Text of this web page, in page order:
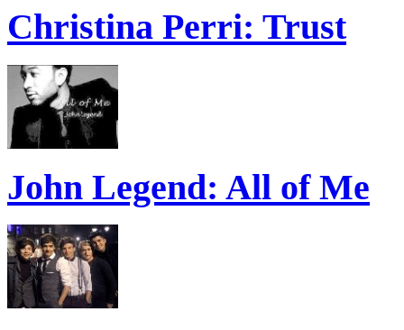
Christina Perri: Trust
John Legend: All of Me